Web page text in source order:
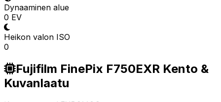
Dynaaminen alue
0 EV
Heikon valon ISO
0
Fujifilm FinePix F750EXR Kento &
Kuvanlaatu